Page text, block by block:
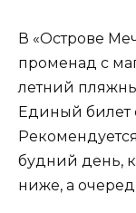
В «Острове
променад с
летний
Единый билет
будний день,
ниже, а